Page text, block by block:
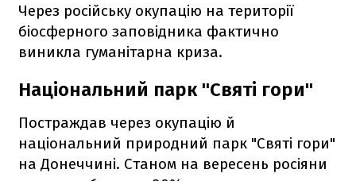
Через російську окупацію на території
біосферного заповідника фактично
виникла гуманітарна криза.
Національний парк "Святі гори"
Постраждав через окупацію й
національний природний парк "Святі гори"
на Донеччині. Станом на вересень росіяни